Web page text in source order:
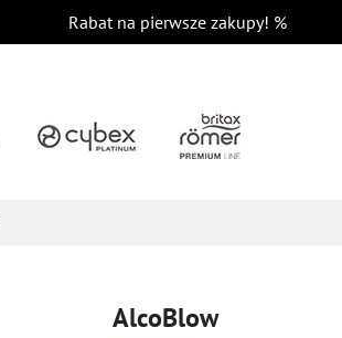
Rabat na pierwsze zakupy! %
AlcoBlow